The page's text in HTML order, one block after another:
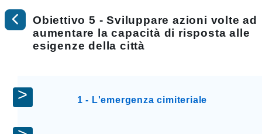
Obiettivo 5 - Sviluppare azioni volte ad
aumentare la capacità di risposta alle
esigenze della città
1 - L'emergenza cimiteriale